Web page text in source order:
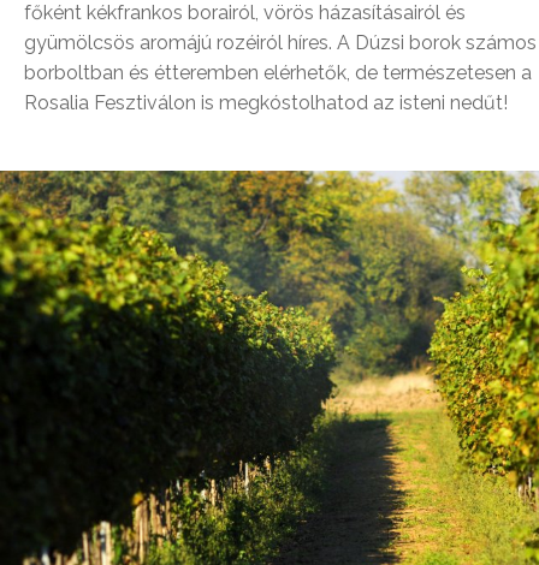
főként kékfrankos borairól, vörös házasításairól és
gyümölcsös aromájú rozéiról híres. A Dúzsi borok számos
borboltban és étteremben elérhetők, de természetesen a
Rosalia Fesztiválon is megkóstolhatod az isteni nedűt!